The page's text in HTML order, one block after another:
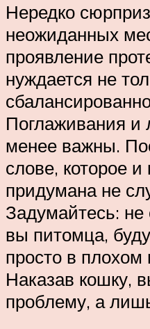
Нередко
неожиданных
проявление
нуждается не
Поглаживания и
менее важны.
слове, которое
придумана не
Задумайтесь: не
вы питомца,
просто в плохом
Наказав кошку,
проблему, а